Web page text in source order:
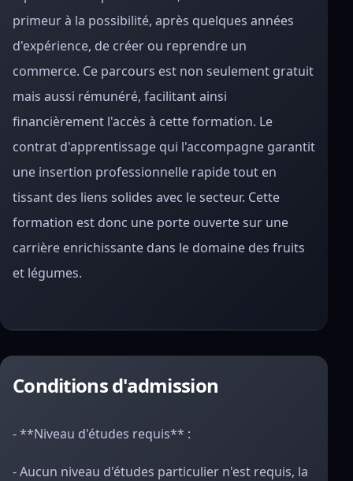
primeur à la possibilité, après quelques années
d'expérience, de créer ou reprendre un
commerce. Ce parcours est non seulement gratuit
mais aussi rémunéré, facilitant ainsi
financièrement l'accès à cette formation. Le
contrat d'apprentissage qui l'accompagne garantit
une insertion professionnelle rapide tout en
tissant des liens solides avec le secteur. Cette
formation est donc une porte ouverte sur une
carrière enrichissante dans le domaine des fruits
et légumes.
Conditions d'admission
- **Niveau d'études requis** :
- Aucun niveau d'études particulier n'est requis, la